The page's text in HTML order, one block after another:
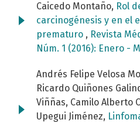
Caicedo Montaño, Rol
carcinogénesis y en el
prematuro , Revista
Núm. 1 (2016): Enero -
Andrés Felipe Velosa
Ricardo Quiñones
Viññas, Camilo Alberto
Upegui Jiménez,